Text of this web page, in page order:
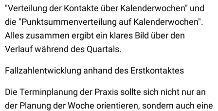
"Verteilung der Kontakte über Kalenderwochen" und
die "Punktsummenverteilung auf Kalenderwochen".
Alles zusammen ergibt ein klares Bild über den
Verlauf während des Quartals.
Fallzahlentwicklung anhand des Erstkontaktes
Die Terminplanung der Praxis sollte sich nicht nur an
der Planung der Woche orientieren, sondern auch eine